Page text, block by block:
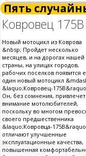
Пять
Ковровец 175В
Новый мотоцикл из Коврова
&nbsp; Пройдет несколько
месяцев, и на дорогах нашей
страны, на улицах городов,
рабочих поселков появится
один новый мотоцикл
&laquo;Ковровец-
Он, без сомнения, привлечет
внимание мотолюбителей,
поскольку во многом
своего предшественника
&laquo;Ковровца-
отличают улучшенные
эксплуатационные качества,
повышенная